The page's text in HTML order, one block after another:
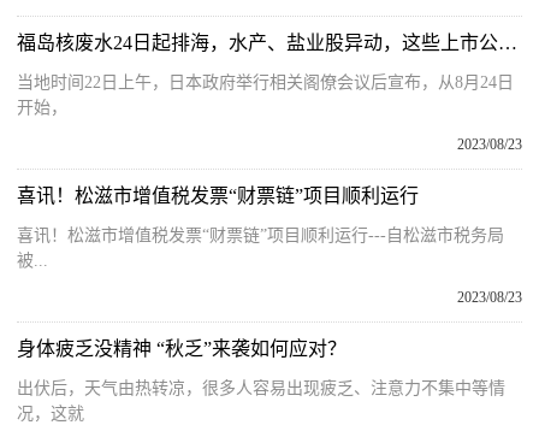
福岛核废水24日起排海，水产、盐业股异动，这些上市公司回应
当地时间22日上午，日本政府举行相关阁僚会议后宣布，从8月24日
开始，
2023/08/23
喜讯！松滋市增值税发票“财票链”项目顺利运行
喜讯！松滋市增值税发票“财票链”项目顺利运行---自松滋市税务局
被...
2023/08/23
身体疲乏没精神 “秋乏”来袭如何应对？
出伏后，天气由热转凉，很多人容易出现疲乏、注意力不集中等情
况，这就